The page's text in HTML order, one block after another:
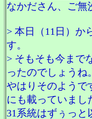
なかださん、ご無
> 本日（11日）か
す。
> そもそも今まで
ったのでしょうね。
やはりそのようで
にも載っていまし
31系統はずぅっ